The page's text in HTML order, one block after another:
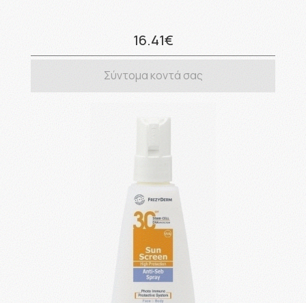
16.41€
Σύντομα κοντά σας